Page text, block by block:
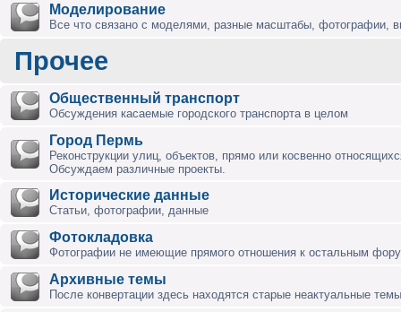
Моделирование
Все что связано с моделями, разные масштабы, фотографии,
Прочее
Общественный транспорт
Обсуждения касаемые городского транспорта в целом
Город Пермь
Реконструкции улиц, объектов, прямо или косвенно
Обсуждаем различные проекты.
Исторические данные
Статьи, фотографии, данные
Фотокладовка
Фотографии не имеющие прямого отношения к остальным
Архивные темы
После конвертации здесь находятся старые неактуальные